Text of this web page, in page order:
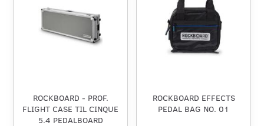
ROCKBOARD - PROF.
FLIGHT CASE TIL CINQUE
5.4 PEDALBOARD
ROCKBOARD EFFECTS
PEDAL BAG NO. 01